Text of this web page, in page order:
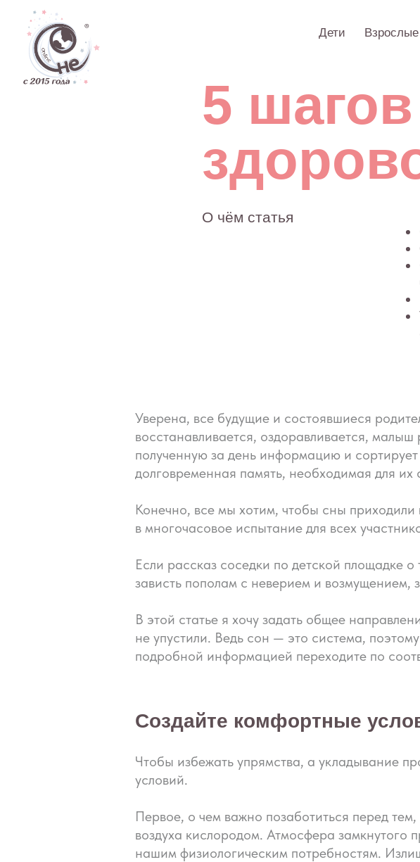
Взрослые
5 шагов к
О чём статья
Уверена, все будущие и состоявшиеся
восстанавливается, оздоравливается,
полученную за день информацию и
долговременная память, необходимая для их
Конечно, все мы хотим, чтобы сны
в многочасовое испытание для всех
Если рассказ соседки по детской площадке
зависть пополам с неверием и возмущением,
В этой статье я хочу задать общее
не упустили. Ведь сон — это система,
подробной информацией переходите по
Создайте комфортные
Чтобы избежать упрямства, а укладывание
условий.
Первое, о чем важно позаботиться перед
воздуха кислородом. Атмосфера
нашим физиологическим потребностям.